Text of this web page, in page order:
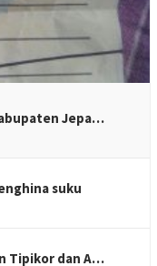
Jepa…
suku
Tipikor dan A…